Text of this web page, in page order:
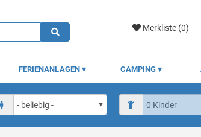
Merkliste (0)
FERIENANLAGEN CAMPING